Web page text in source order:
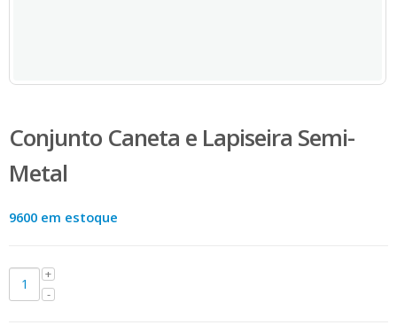
Conjunto Caneta e Lapiseira Semi-
Metal
9600 em estoque